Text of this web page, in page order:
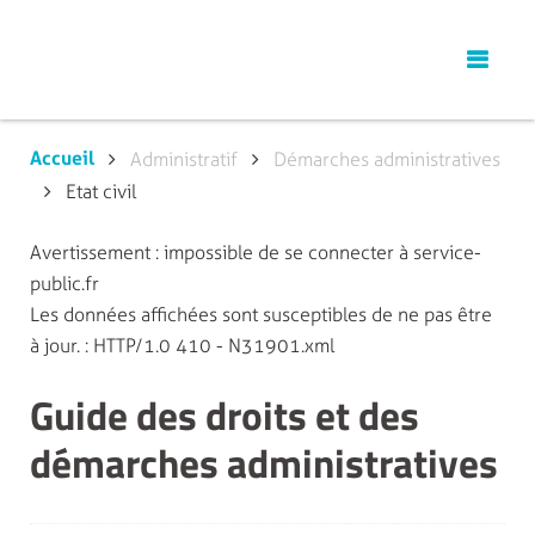
Accueil Administratif
Démarches administratives
Etat civil
Avertissement : impossible de se connecter à service-
public.fr
Les données affichées sont susceptibles de ne pas être
à jour. : HTTP/1.0 410 - N31901.xml
Guide des droits et des
démarches administratives